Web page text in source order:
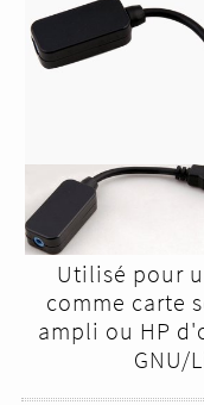
Utilisé pour
comme carte
ampli ou HP
GNU/